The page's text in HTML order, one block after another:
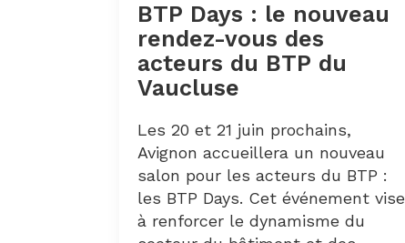
BTP Days : le nouveau
rendez-vous des
acteurs du BTP du
Vaucluse
Les 20 et 21 juin prochains,
Avignon accueillera un nouveau
salon pour les acteurs du BTP :
les BTP Days. Cet événement vise
à renforcer le dynamisme du